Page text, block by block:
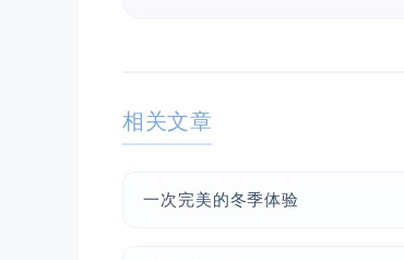
相关文章
一次完美的冬季体验